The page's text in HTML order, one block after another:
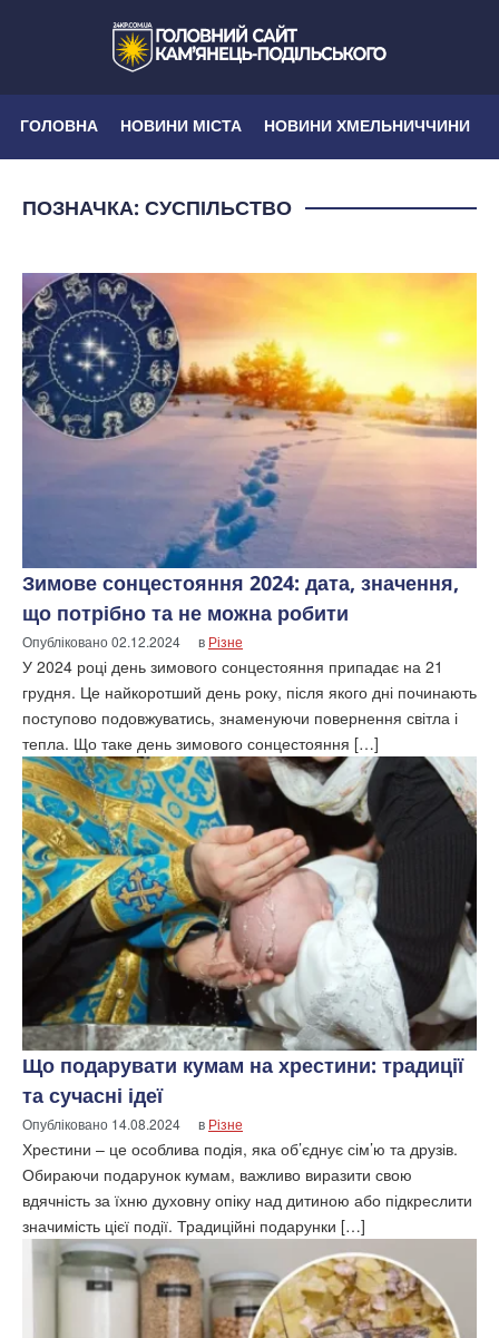
ГОЛОВНА НОВИНИ МІСТА НОВИНИ ХМЕЛЬНИЧЧИНИ
ПОЗНАЧКА: СУСПІЛЬСТВО
Зимове сонцестояння 2024: дата, значення,
що потрібно та не можна робити
Опубліковано02.12.2024 в Різне
У 2024 році день зимового сонцестояння припадає на 21
грудня. Це найкоротший день року, після якого дні починають
поступово подовжуватись, знаменуючи повернення світла і
тепла. Що таке день зимового сонцестояння […]
Що подарувати кумам на хрестини: традиції
та сучасні ідеї
Опубліковано 14.08.2024 в Різне
Хрестини – це особлива подія, яка об’єднує сім’ю та друзів.
Обираючи подарунок кумам, важливо виразити свою
вдячність за їхню духовну опіку над дитиною або підкреслити
значимість цієї події. Традиційні подарунки […]